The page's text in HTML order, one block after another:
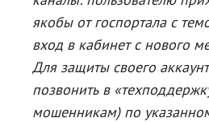
якобы от госпортала с
вход в кабинет с нового
Для защиты своего
позвонить в
мошенникам) по